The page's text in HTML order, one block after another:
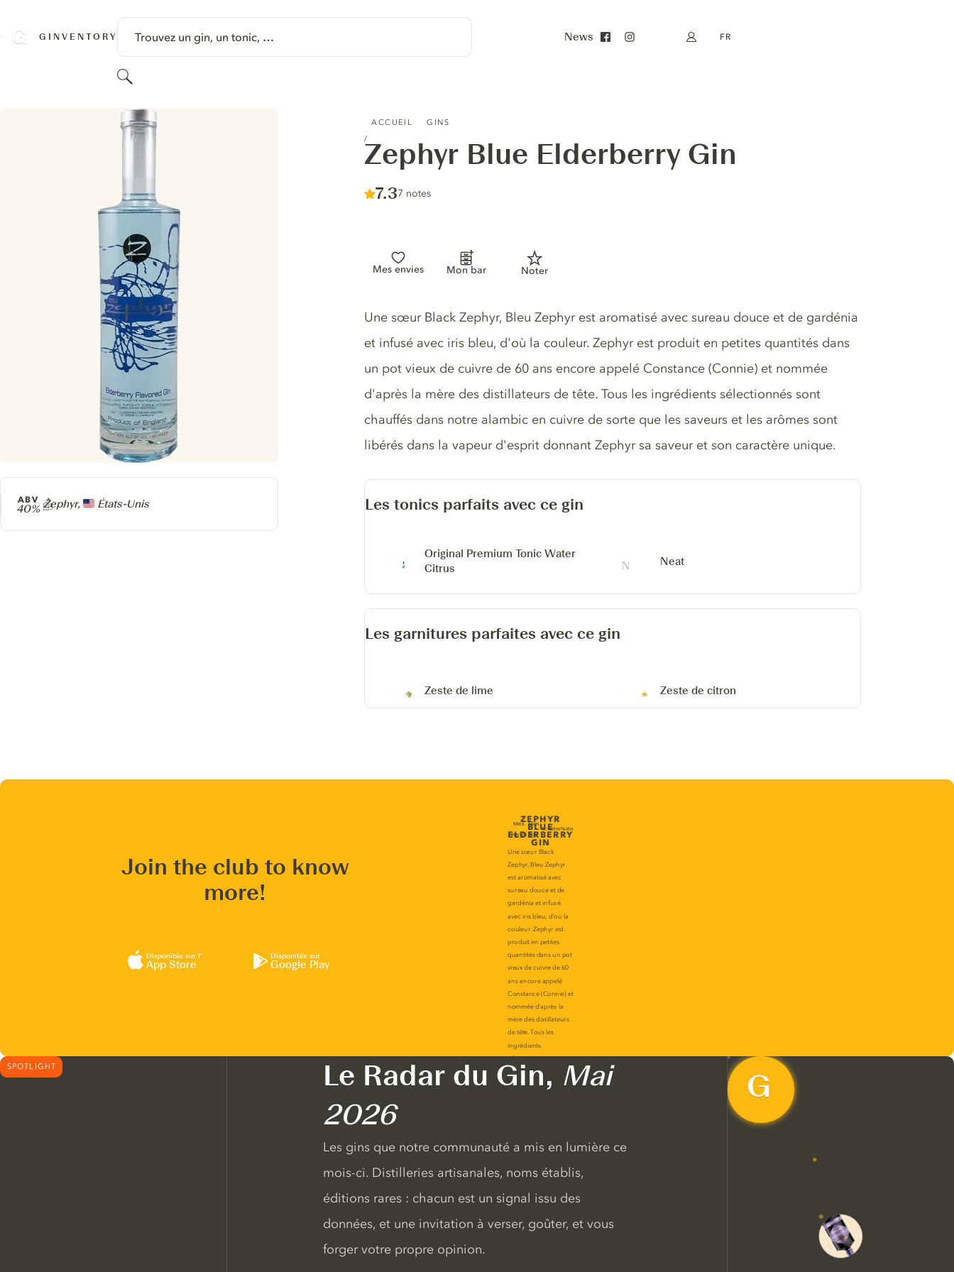
GINVENTORY Trouvez un gin, un tonic, …
Rechercher
News Mon compte
FR
ACCUEIL GINS
Zephyr Blue Elderberry Gin
Score :
7.3/ 10
7 notes
Mes envies Mon bar Noter
Producteur
Zephyr, États-Unis
ABV
40%
Description du gin
Une sœur Black Zephyr, Bleu Zephyr est aromatisé avec sureau douce et de gardénia
et infusé avec iris bleu, d'où la couleur. Zephyr est produit en petites quantités dans
un pot vieux de cuivre de 60 ans encore appelé Constance (Connie) et nommée
d'après la mère des distillateurs de tête. Tous les ingrédients sélectionnés sont
chauffés dans notre alambic en cuivre de sorte que les saveurs et les arômes sont
libérés dans la vapeur d'esprit donnant Zephyr sa saveur et son caractère unique.
Les tonics parfaits avec ce gin
Original Premium Tonic Water
Citrus
Neat
Les garnitures parfaites avec ce gin
Zeste de lime Zeste de citron
Join the club to know
more!
Disponible sur l’
App Store
Disponible sur
Google Play
SPOTLIGHT Le Radar du Gin, Mai
2026
Les gins que notre communauté a mis en lumière ce
mois-ci. Distilleries artisanales, noms établis,
éditions rares : chacun est un signal issu des
données, et une invitation à verser, goûter, et vous
forger votre propre opinion.